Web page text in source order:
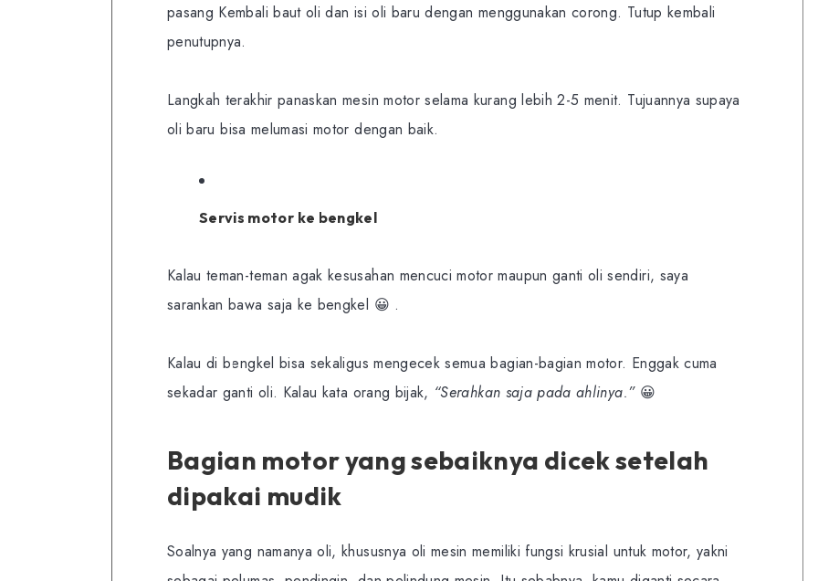
pasang Kembali baut oli dan isi oli baru dengan menggunakan corong. Tutup kembali
penutupnya.
Langkah terakhir panaskan mesin motor selama kurang lebih 2-5 menit. Tujuannya supaya
oli baru bisa melumasi motor dengan baik.
Servis motor ke bengkel
Kalau teman-teman agak kesusahan mencuci motor maupun ganti oli sendiri, saya
sarankan bawa saja ke bengkel 😀 .
Kalau di bengkel bisa sekaligus mengecek semua bagian-bagian motor. Enggak cuma
sekadar ganti oli. Kalau kata orang bijak, “Serahkan saja pada ahlinya.”😀
Bagian motor yang sebaiknya dicek setelah
dipakai mudik
Soalnya yang namanya oli, khususnya oli mesin memiliki fungsi krusial untuk motor, yakni